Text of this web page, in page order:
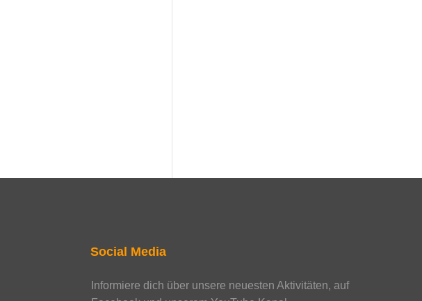
Social Media
Informiere dich über unsere neuesten Aktivitäten, auf